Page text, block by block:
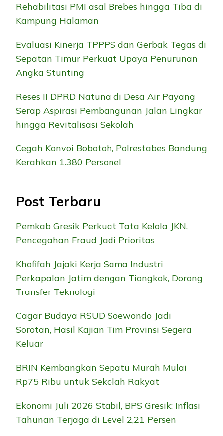
Rehabilitasi PMI asal Brebes hingga Tiba di
Kampung Halaman
Evaluasi Kinerja TPPPS dan Gerbak Tegas di
Sepatan Timur Perkuat Upaya Penurunan
Angka Stunting
Reses II DPRD Natuna di Desa Air Payang
Serap Aspirasi Pembangunan Jalan Lingkar
hingga Revitalisasi Sekolah
Cegah Konvoi Bobotoh, Polrestabes Bandung
Kerahkan 1.380 Personel
Post Terbaru
Pemkab Gresik Perkuat Tata Kelola JKN,
Pencegahan Fraud Jadi Prioritas
Khofifah Jajaki Kerja Sama Industri
Perkapalan Jatim dengan Tiongkok, Dorong
Transfer Teknologi
Cagar Budaya RSUD Soewondo Jadi
Sorotan, Hasil Kajian Tim Provinsi Segera
Keluar
BRIN Kembangkan Sepatu Murah Mulai
Rp75 Ribu untuk Sekolah Rakyat
Ekonomi Juli 2026 Stabil, BPS Gresik: Inflasi
Tahunan Terjaga di Level 2,21 Persen